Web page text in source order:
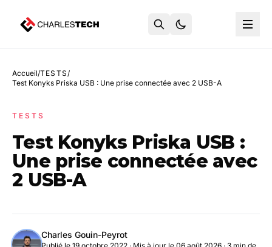
Accueil/TESTS/
Test Konyks Priska USB : Une prise connectée avec 2 USB-A
TESTS
Test Konyks Priska USB :
Une prise connectée avec
2 USB-A
Charles Gouin-Peyrot